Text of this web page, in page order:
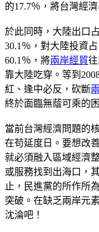
的17.7％，將台灣經
於此同時，大陸出口
30.1％，對大陸投資
60.1％，將兩岸經貿往
靠大陸吃穿。等到
紅、逢中必反，砍斷
終於面臨無蔭可乘的
當前台灣經濟問題的
在苟延度日。要想改
就必須融入區域經濟
或服務找到出海口，
止，民進黨的所作所
突破。在缺乏兩岸元
沈淪吧！